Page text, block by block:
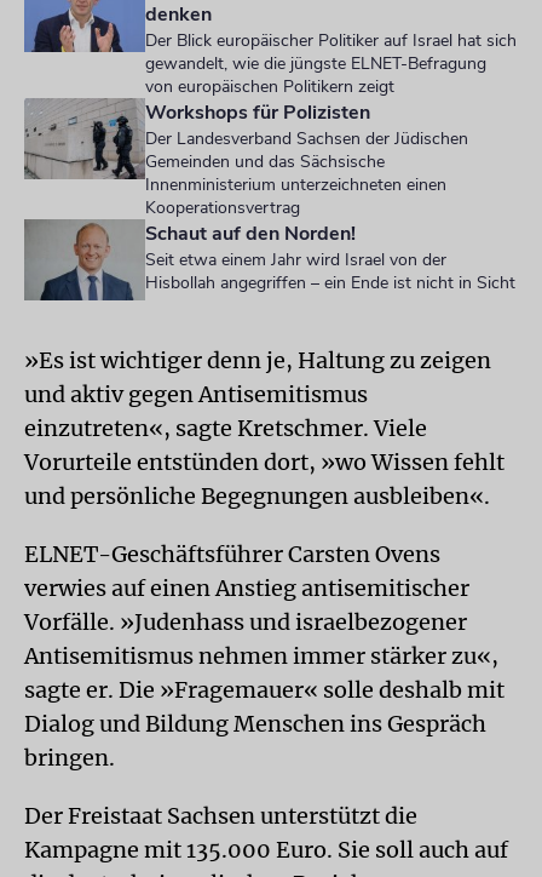
denken
Der Blick europäischer Politiker auf Israel hat sich
gewandelt, wie die jüngste ELNET-Befragung
von europäischen Politikern zeigt
Workshops für Polizisten
Der Landesverband Sachsen der Jüdischen
Gemeinden und das Sächsische
Innenministerium unterzeichneten einen
Kooperationsvertrag
Schaut auf den Norden!
Seit etwa einem Jahr wird Israel von der
Hisbollah angegriffen – ein Ende ist nicht in Sicht
»Es ist wichtiger denn je, Haltung zu zeigen
und aktiv gegen Antisemitismus
einzutreten«, sagte Kretschmer. Viele
Vorurteile entstünden dort, »wo Wissen fehlt
und persönliche Begegnungen ausbleiben«.
ELNET-Geschäftsführer Carsten Ovens
verwies auf einen Anstieg antisemitischer
Vorfälle. »Judenhass und israelbezogener
Antisemitismus nehmen immer stärker zu«,
sagte er. Die »Fragemauer« solle deshalb mit
Dialog und Bildung Menschen ins Gespräch
bringen.
Der Freistaat Sachsen unterstützt die
Kampagne mit 135.000 Euro. Sie soll auch auf